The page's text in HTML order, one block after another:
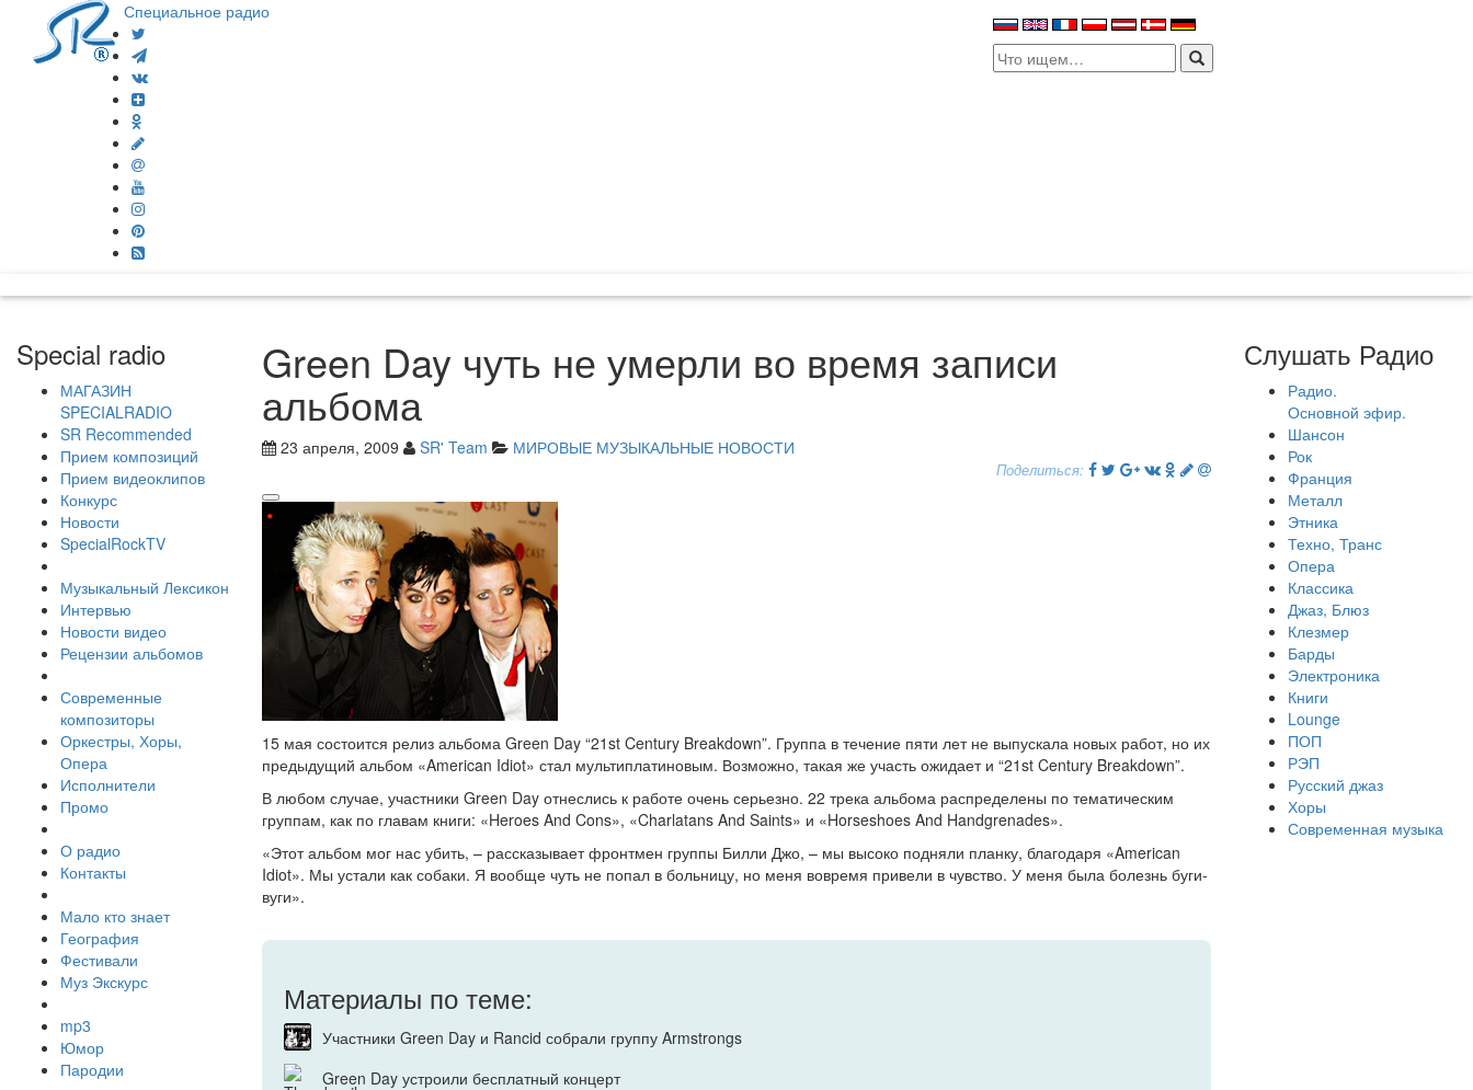
Специальное радио
Search
for:
Special radio
МАГАЗИН
SPECIALRADIO
SR Recommended
Прием композиций
Прием видеоклипов
Конкурс
Новости
SpecialRockTV
Музыкальный Лексикон
Интервью
Новости видео
Рецензии альбомов
Современные
композиторы
Оркестры, Хоры,
Опера
Исполнители
Промо
О радио
Контакты
Мало кто знает
География
Фестивали
Муз Экскурс
mp3
Юмор
Пародии
Green Day чуть не умерли во время записи
альбома
23 апреля, 2009 SR' Team МИРОВЫЕ МУЗЫКАЛЬНЫЕ НОВОСТИ
Поделиться:
15 мая состоится релиз альбома Green Day “21st Century Breakdown”. Группа в течение пяти лет не выпускала новых работ, но их
предыдущий альбом «American Idiot» стал мультиплатиновым. Возможно, такая же участь ожидает и “21st Century Breakdown”.
В любом случае, участники Green Day отнеслись к работе очень серьезно. 22 трека альбома распределены по тематическим
группам, как по главам книги: «Heroes And Cons», «Charlatans And Saints» и «Horseshoes And Handgrenades».
«Этот альбом мог нас убить, – рассказывает фронтмен группы Билли Джо, – мы высоко подняли планку, благодаря «American
Idiot». Мы устали как собаки. Я вообще чуть не попал в больницу, но меня вовремя привели в чувство. У меня была болезнь буги-
вуги».
Материалы по теме:
Участники Green Day и Rancid собрали группу Armstrongs
Green Day устроили бесплатный концерт
Слушать Радио
Радио.
Основной эфир.
Шансон
Рок
Франция
Металл
Этника
Техно, Транс
Опера
Классика
Джаз, Блюз
Клезмер
Барды
Электроника
Книги
Lounge
ПОП
РЭП
Русский джаз
Хоры
Современная музыка